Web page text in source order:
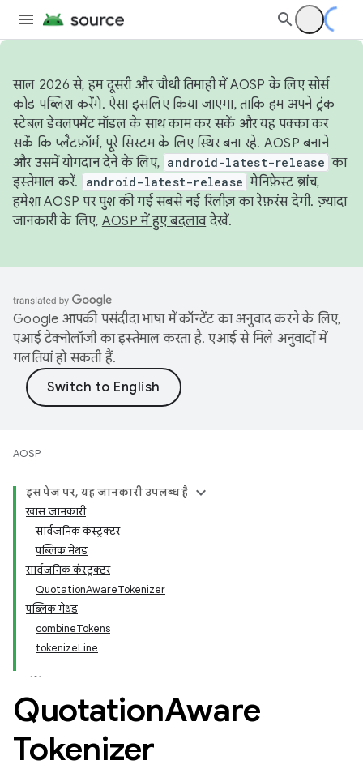
साल 2026 से, हम दूसरी और चौथी तिमाही में AOSP के लिए सोर्स
कोड पब्लिश करेंगे. ऐसा इसलिए किया जाएगा, ताकि हम अपने ट्रंक
स्टेबल डेवलपमेंट मॉडल के साथ काम कर सकें और यह पक्का कर
सकें कि प्लैटफ़ॉर्म, पूरे सिस्टम के लिए स्थिर बना रहे. AOSP बनाने
और उसमें योगदान देने के लिए, android-latest-release का
इस्तेमाल करें.
android-latest-release मेनिफ़ेस्ट ब्रांच,
हमेशा AOSP पर पुश की गई सबसे नई रिलीज़ का रेफ़रंस देगी. ज़्यादा
जानकारी के लिए, AOSP में हुए बदलावदेखें.
Google आपकी पसंदीदा भाषा में कॉन्टेंट का अनुवाद करने के लिए,
एआई टेक्नोलॉजी का इस्तेमाल करता है. एआई से मिले अनुवादों में
गलतियां हो सकती हैं.
AOSP
इस पेज पर, यह जानकारी उपलब्ध है
खास जानकारी
सार्वजनिक कंस्ट्रक्टर
पब्लिक मेथड
सार्वजनिक कंस्ट्रक्टर
QuotationAwareTokenizer
पब्लिक मेथड
combineTokens
tokenizeLine
QuotationAware
Tokenizer